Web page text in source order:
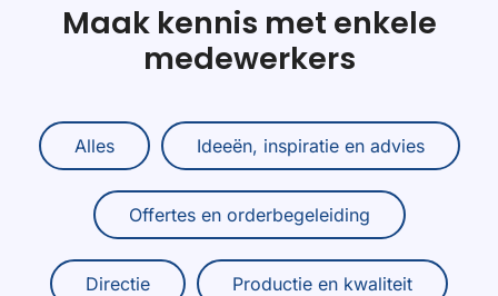
Maak kennis met enkele
medewerkers
Alles Ideeën, inspiratie en advies
Offertes en orderbegeleiding
Directie Productie en kwaliteit